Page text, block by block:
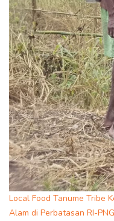
Local Food Tanume Tribe
Alam di Perbatasan RI-PNG